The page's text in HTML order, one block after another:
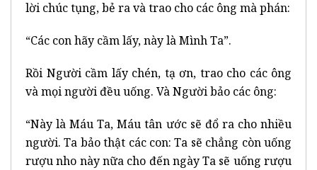
lời chúc tụng, bẻ ra và trao cho các ông mà phán:
“Các con hãy cầm lấy, này là Mình Ta”.
Rồi Người cầm lấy chén, tạ ơn, trao cho các ông
và mọi người đều uống. Và Người bảo các ông:
“Này là Máu Ta, Máu tân ước sẽ đổ ra cho nhiều
người. Ta bảo thật các con: Ta sẽ chẳng còn uống
rượu nho này nữa cho đến ngày Ta sẽ uống rượu